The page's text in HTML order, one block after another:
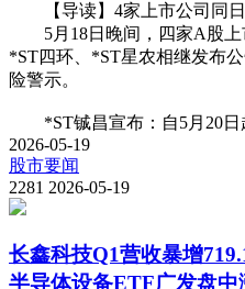
【导读】4家上市公司同日
5月18日晚间，四家A股上
*ST四环、*ST星农相继发布
险警示。
*ST铖昌宣布：自5月20日
2026-05-19
股市要闻
2281 2026-05-19
长鑫科技Q1营收暴增
半导体设备ETF广发盘中